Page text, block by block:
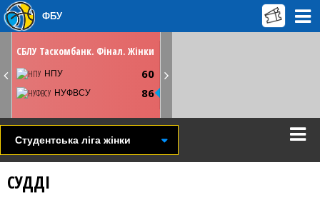
СБЛУ Таскомбанк. Фінал. Жінки
НПУ 60
НУФВСУ 86
ФБУ
Студентська ліга жінки
СУДДІ